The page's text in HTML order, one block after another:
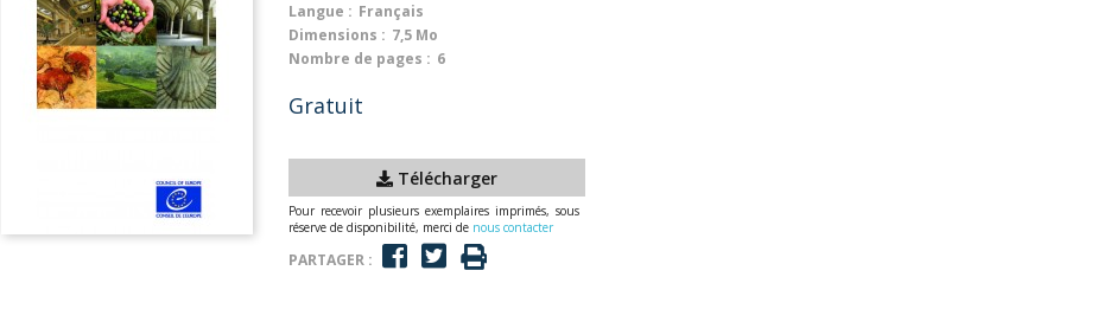
Langue : Français
Dimensions : 7,5 Mo
Nombre de pages : 6
Gratuit
Télécharger
Pour recevoir plusieurs exemplaires imprimés, sous
réserve de disponibilité, merci de nous contacter
PARTAGER :